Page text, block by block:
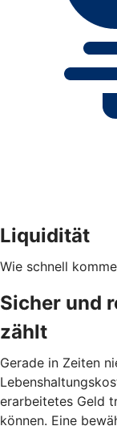
Liquidität
Wie schnell
Sicher und
zählt
Gerade in Zeiten
erarbeitetes Geld
können. Eine